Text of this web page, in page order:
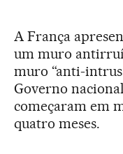
A França
um muro
muro “anti-
Governo
começaram em
quatro meses.